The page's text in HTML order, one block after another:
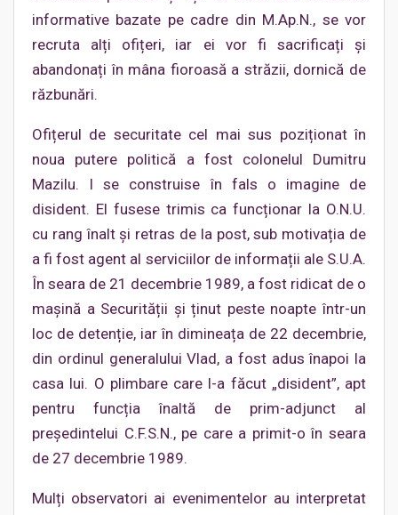
informative bazate pe cadre din M.Ap.N., se vor
recruta alți ofițeri, iar ei vor fi sacrificați și
abandonați în mâna fioroasă a străzii, dornică de
răzbunări.
Ofițerul de securitate cel mai sus poziționat în
noua putere politică a fost colonelul Dumitru
Mazilu. I se construise în fals o imagine de
disident. El fusese trimis ca funcționar la O.N.U.
cu rang înalt și retras de la post, sub motivația de
a fi fost agent al serviciilor de informații ale S.U.A.
În seara de 21 decembrie 1989, a fost ridicat de o
mașină a Securității și ținut peste noapte într-un
loc de detenție, iar în dimineața de 22 decembrie,
din ordinul generalului Vlad, a fost adus înapoi la
casa lui. O plimbare care l-a făcut „disident”, apt
pentru funcția înaltă de prim-adjunct al
președintelui C.F.S.N., pe care a primit-o în seara
de 27 decembrie 1989.
Mulți observatori ai evenimentelor au interpretat